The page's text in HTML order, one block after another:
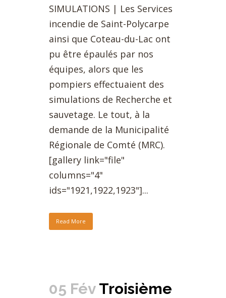
SIMULATIONS | Les Services
incendie de Saint-Polycarpe
ainsi que Coteau-du-Lac ont
pu être épaulés par nos
équipes, alors que les
pompiers effectuaient des
simulations de Recherche et
sauvetage. Le tout, à la
demande de la Municipalité
Régionale de Comté (MRC).
[gallery link="file"
columns="4"
ids="1921,1922,1923"]...
Read More
05 Fév Troisième